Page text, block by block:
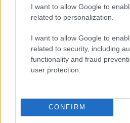
I want to allow Google to
related to personalization.
I want to allow Google to
related to security, including
functionality and fraud
user protection.
CONFIRM
BELLEZZA